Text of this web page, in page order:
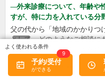
外来診療について、年齢や
すが、特に力を入れている分
父の代から「地域のかかりつ
として、どのようなご相談に
じる」という姿勢で診療を続
おり、その思いはいまも変わ
いません。私の専門にかかわ
予約/受付
9